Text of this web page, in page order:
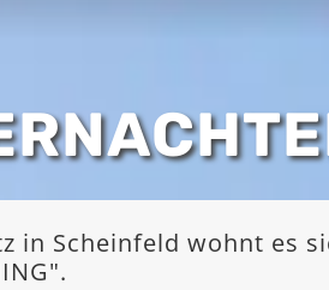
Scheinfeld wohnt es